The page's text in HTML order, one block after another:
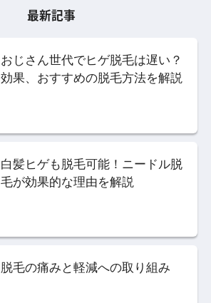
最新記事
おじさん世代でヒゲ脱毛は遅い？
効果、おすすめの脱毛方法を解説
白髪ヒゲも脱毛可能！ニードル脱
毛が効果的な理由を解説
脱毛の痛みと軽減への取り組み